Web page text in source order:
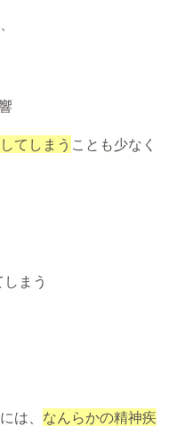
てしまう ことも少なく
まう
は、 なんらかの精神疾